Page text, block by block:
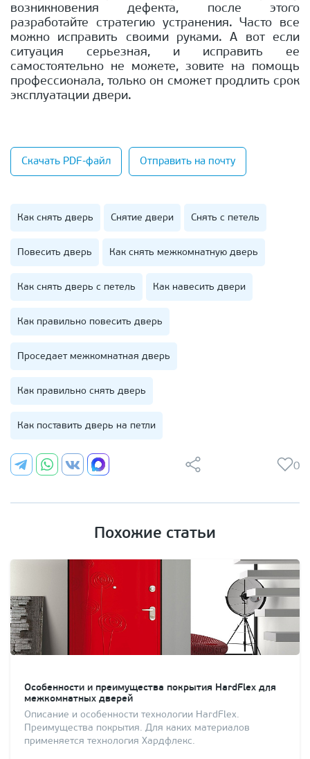
возникновения дефекта, после этого
разработайте стратегию устранения. Часто все
можно исправить своими руками. А вот если
ситуация серьезная, и исправить ее
самостоятельно не можете, зовите на помощь
профессионала, только он сможет продлить срок
эксплуатации двери.
Скачать PDF-файл Отправить на почту
Как снять дверь Снятие двери Снять с петель
Повесить дверь Как снять межкомнатную дверь
Как снять дверь с петель Как навесить двери
Как правильно повесить дверь
Проседает межкомнатная дверь
Как правильно снять дверь
Как поставить дверь на петли
0
Похожие статьи
Особенности и преимущества покрытия HardFlex для
межкомнатных дверей
Описание и особенности технологии HardFlex.
Преимущества покрытия. Для каких материалов
применяется технология Хардфлекс.